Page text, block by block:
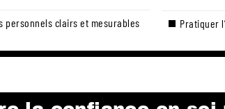
personnels clairs et mesurables Pratiquer